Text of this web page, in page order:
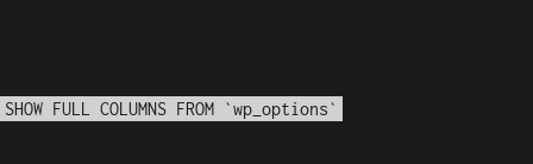
SHOW FULL COLUMNS FROM `wp_options`